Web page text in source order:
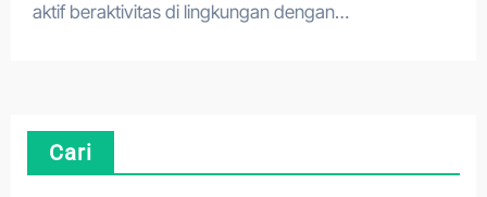
aktif beraktivitas di lingkungan dengan…
Cari